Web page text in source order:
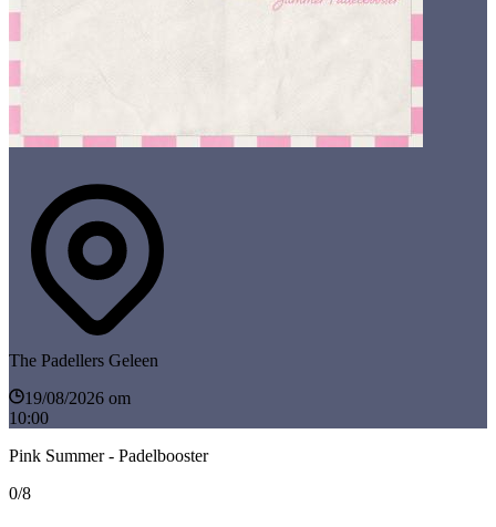
The Padellers Geleen
19/08/2026 om
10:00
Pink Summer - Padelbooster
0/8